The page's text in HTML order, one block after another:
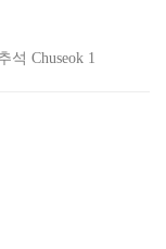
석 Chuseok 1